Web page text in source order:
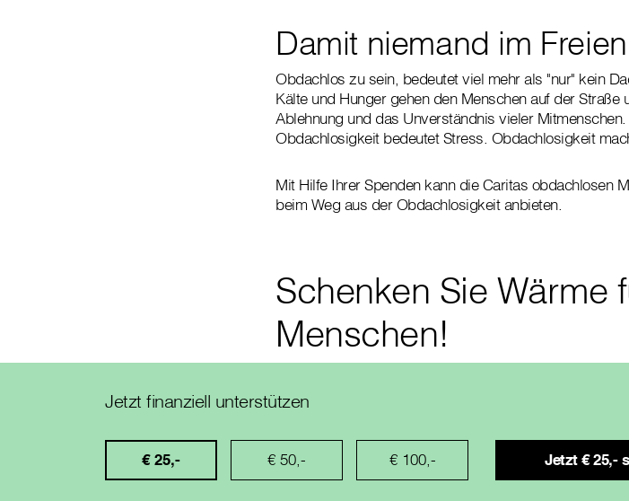
Damit niemand im
Obdachlos zu sein, bedeutet viel mehr als "nur" kein
Kälte und Hunger gehen den Menschen auf der
Ablehnung und das Unverständnis vieler
Obdachlosigkeit bedeutet Stress. Obdachlosigkeit
Mit Hilfe Ihrer Spenden kann die Caritas obdachlosen
beim Weg aus der Obdachlosigkeit anbieten.
Schenken Sie Wärme
Menschen!
Jetzt finanziell unterstützen
€ 25,- € 50,- € 100,-